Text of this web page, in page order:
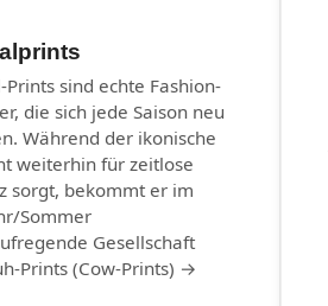
sind echte Fashion-
die sich jede Saison neu
Während der ikonische
weiterhin für zeitlose
sorgt, bekommt er im
Sommer
Gesellschaft
Prints (Cow-Prints) →